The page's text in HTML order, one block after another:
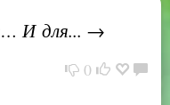
И для... →
0